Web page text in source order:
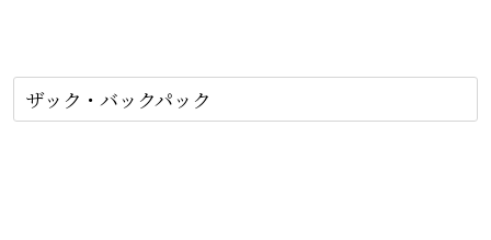
ザック・バックパック